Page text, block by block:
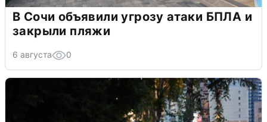
В Сочи объявили угрозу атаки БПЛА и
закрыли пляжи
6 августа 0